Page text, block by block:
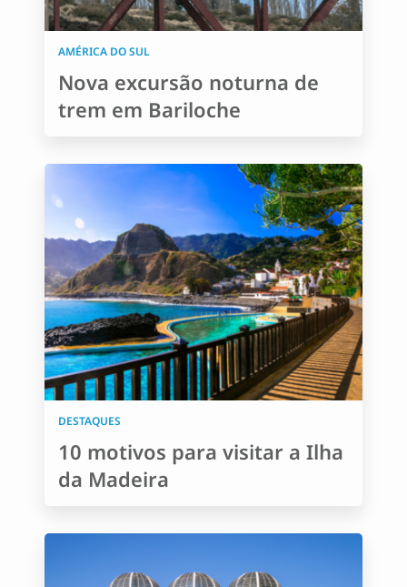
AMÉRICA DO SUL
Nova excursão noturna de
trem em Bariloche
DESTAQUES
10 motivos para visitar a Ilha
da Madeira